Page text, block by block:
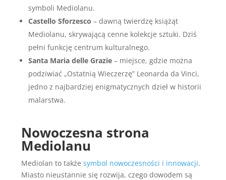
symboli Mediolanu.
Castello Sforzesco – dawną twierdzę książąt
Mediolanu, skrywającą cenne kolekcje sztuki. Dziś
pełni funkcję centrum kulturalnego.
Santa Maria delle Grazie – miejsce, gdzie można
podziwiać „Ostatnią Wieczerzę” Leonarda da Vinci,
jedno z najbardziej enigmatycznych dzieł w historii
malarstwa.
Nowoczesna strona
Mediolanu
Mediolan to także symbol nowoczesności i innowacji.
Miasto nieustannie się rozwija, czego dowodem są